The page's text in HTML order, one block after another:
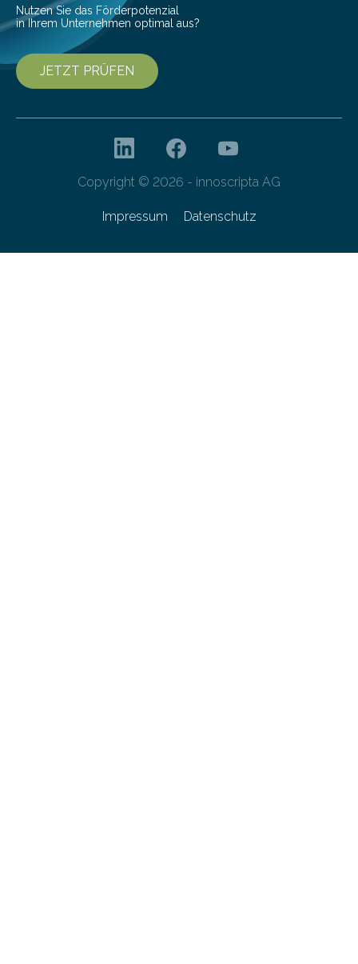
Nutzen Sie das Förderpotenzial
in Ihrem Unternehmen optimal aus?
JETZT PRÜFEN
Copyright © 2026 - innoscripta AG
Impressum Datenschutz